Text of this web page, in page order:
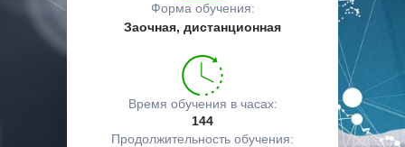
Форма обучения:
Заочная, дистанционная
Время обучения в часах:
144
Продолжительность обучения: